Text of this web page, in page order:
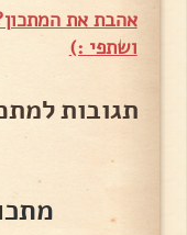
אהבת את
ושתפי :)
תגובות